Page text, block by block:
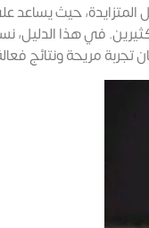
المتزايدة، حيث
للكثيرين. في هذا
مريحة ونتائج